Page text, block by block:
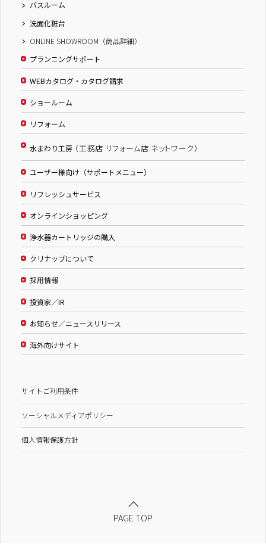
バスルーム
洗面化粧台
ONLINE SHOWROOM（商品詳細）
プランニングサポート
WEBカタログ・カタログ請求
ショールーム
リフォーム
水まわり工房 （工務店 リフォーム店 ネットワーク）
ユーザー様向け（サポートメニュー）
リフレッシュサービス
オンラインショッピング
浄水器カートリッジの購入
クリナップについて
採用情報
投資家／IR
お知らせ／ニュースリリース
海外向けサイト
サイトご利用条件
ソーシャルメディアポリシー
個人情報保護方針
PAGE TOP